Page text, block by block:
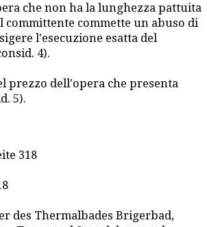
che non ha la lunghezza pattuita
committente commette un abuso di
l'esecuzione esatta del
4).
prezzo dell'opera che presenta
5).
318
des Thermalbades Brigerbad,